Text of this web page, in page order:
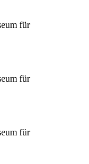
für
für
für